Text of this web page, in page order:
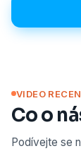
VIDEO
Co o
Podívejte se